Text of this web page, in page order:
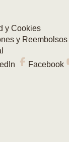
y Cookies
y Reembolsos
Facebook